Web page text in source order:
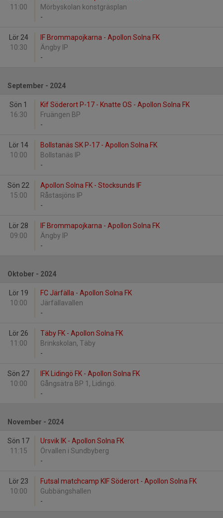
11:00
Mörbyskolan konstgräsplan
-
Lör 24
10:30
IF Brommapojkarna - Apollon Solna FK
Ängby IP
-
September - 2024
Sön 1
16:30
Kif Söderort P-17 - Knatte OS - Apollon Solna FK
Fruängen BP
-
Lör 14
10:00
Bollstanäs SK P-17 - Apollon Solna FK
Bollstanäs IP
-
Sön 22
15:00
Apollon Solna FK - Stocksunds IF
Råstasjöns IP
-
Lör 28
09:00
IF Brommapojkarna - Apollon Solna FK
Ängby IP
-
Oktober - 2024
Lör 19
10:00
FC Järfälla - Apollon Solna FK
Järfällavallen
-
Lör 26
11:00
Täby FK - Apollon Solna FK
Brinkskolan, Täby
-
Sön 27
10:00
IFK Lidingö FK - Apollon Solna FK
Gångsätra BP 1, Lidingö.
-
November - 2024
Sön 17
11:15
Ursvik IK - Apollon Solna FK
Örvallen i Sundbyberg
-
Lör 23
10:00
Futsal matchcamp KIF Söderort - Apollon Solna FK
Gubbängshallen
-